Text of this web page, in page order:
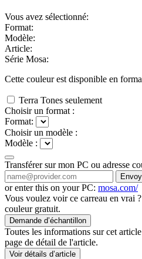
Vous avez sélectionné:
Format:
Modèle:
Article:
Série Mosa:
Cette couleur est disponible en
Terra Tones seulement
Choisir un format :
Format:
Choisir un modèle :
Modèle :
Transférer sur mon PC ou adresse
or enter this on your PC: mosa.com/
Vous voulez voir ce carreau en vrai
couleur gratuit.
Demande d’échantillon
Toutes les informations sur cet
page de détail de l'article.
Voir détails d’article